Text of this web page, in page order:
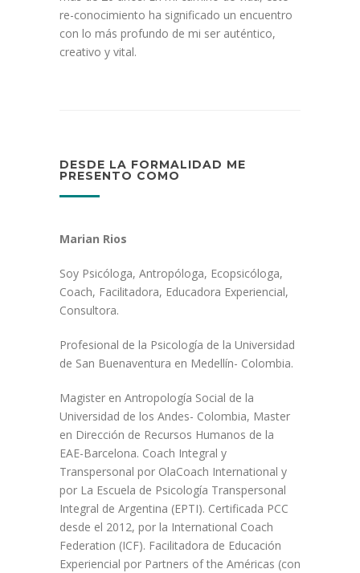
re-conocimiento ha significado un encuentro
con lo más profundo de mi ser auténtico,
creativo y vital.
DESDE LA FORMALIDAD ME
PRESENTO COMO
Marian Rios
Soy Psicóloga, Antropóloga, Ecopsicóloga,
Coach, Facilitadora, Educadora Experiencial,
Consultora.
Profesional de la Psicología de la Universidad
de San Buenaventura en Medellín- Colombia.
Magister en Antropología Social de la
Universidad de los Andes- Colombia, Master
en Dirección de Recursos Humanos de la
EAE-Barcelona. Coach Integral y
Transpersonal por OlaCoach International y
por La Escuela de Psicología Transpersonal
Integral de Argentina (EPTI). Certificada PCC
desde el 2012, por la International Coach
Federation (ICF). Facilitadora de Educación
Experiencial por Partners of the Américas (con